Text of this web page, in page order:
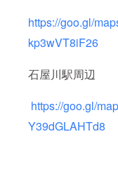
https://goo.gl/
kp3wVT8iF26
石屋川駅周辺
https://goo.gl/
Y39dGLAHTd8